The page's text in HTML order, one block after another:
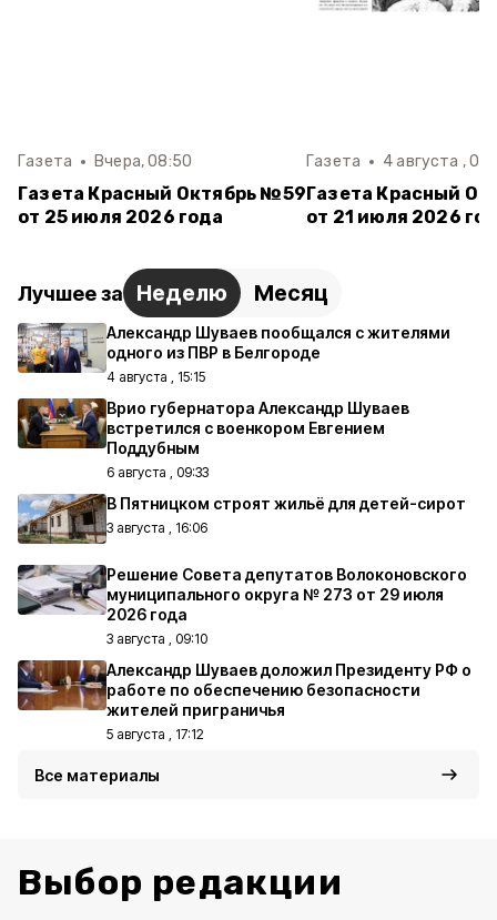
Газета Вчера, 08:50
Газета Красный Октябрь №59
от 25 июля 2026 года
Газета 4 августа ,
Газета Красный
от 21 июля 2026
Лучшее за Неделю Месяц
Александр Шуваев пообщался с жителями
одного из ПВР в Белгороде
4 августа , 15:15
Врио губернатора Александр Шуваев
встретился с военкором Евгением
Поддубным
6 августа , 09:33
В Пятницком строят жильё для детей-сирот
3 августа , 16:06
Решение Совета депутатов Волоконовского
муниципального округа № 273 от 29 июля
2026 года
3 августа , 09:10
Александр Шуваев доложил Президенту РФ о
работе по обеспечению безопасности
жителей приграничья
5 августа , 17:12
Все материалы
Выбор редакции